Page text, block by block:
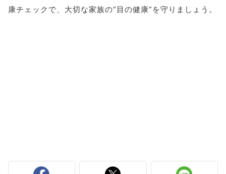
康チェックで、大切な家族の“目の健康”を守りましょう。